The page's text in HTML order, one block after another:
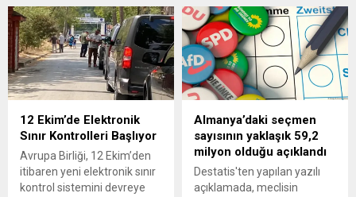
12 Ekim’de Elektronik
Sınır Kontrolleri Başlıyor
Avrupa Birliği, 12 Ekim’den
itibaren yeni elektronik sınır
kontrol sistemini devreye
Almanya’daki seçmen
sayısının yaklaşık 59,2
milyon olduğu açıklandı
Destatis'ten yapılan yazılı
açıklamada, meclisin